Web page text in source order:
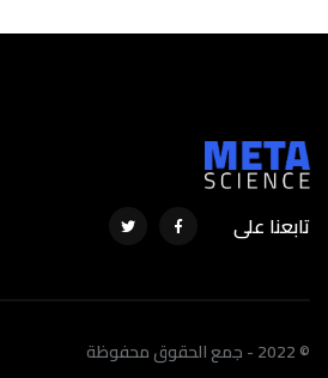
تابعنا على
© 2022 - جمع الحقوق محفوظة